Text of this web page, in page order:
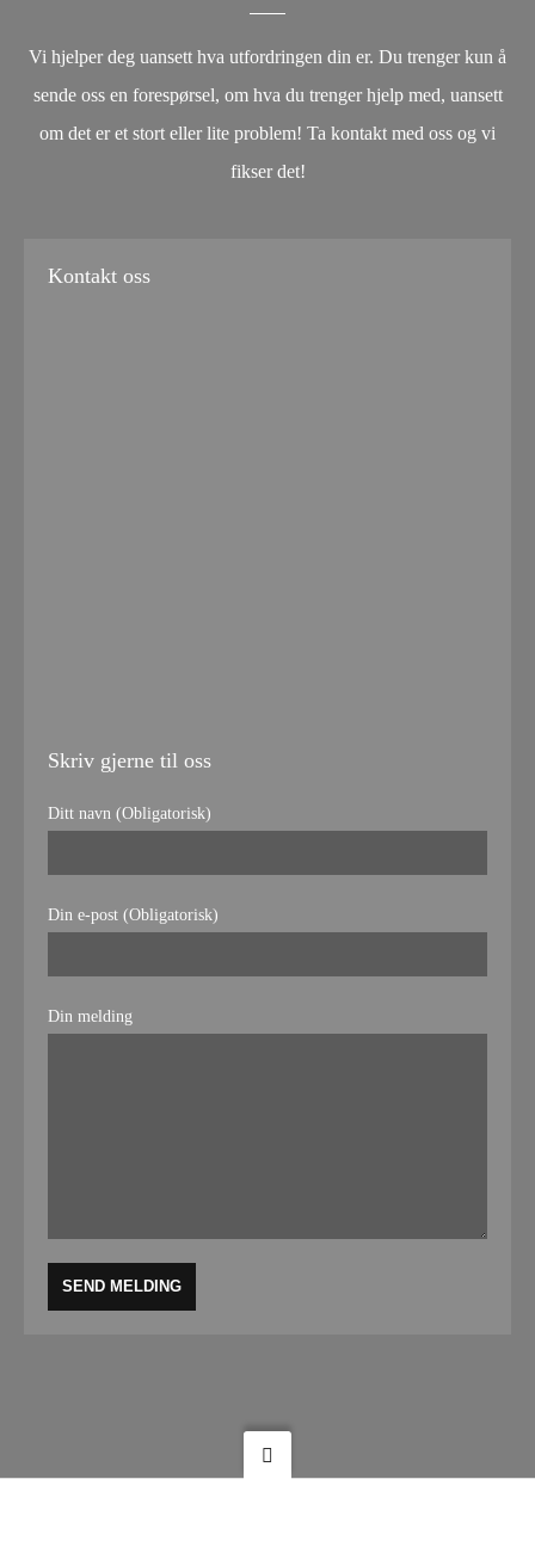
Vi hjelper deg uansett hva utfordringen din er. Du trenger kun å
sende oss en forespørsel, om hva du trenger hjelp med, uansett
om det er et stort eller lite problem! Ta kontakt med oss og vi
fikser det!
Kontakt oss
Skriv gjerne til oss
Ditt navn (Obligatorisk)
Din e-post (Obligatorisk)
Din melding